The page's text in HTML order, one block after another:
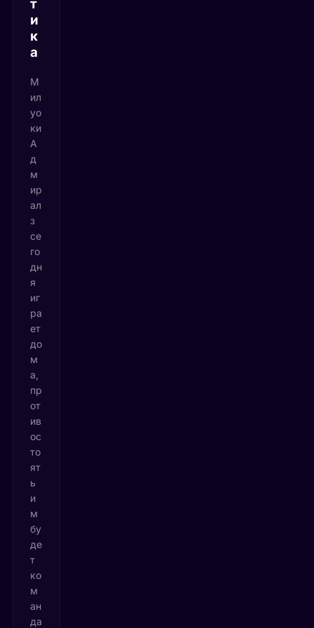
т
и
к
а
М
ил
уо
ки
А
д
м
ир
ал
з
се
го
дн
я
иг
ра
ет
до
м
а,
пр
от
ив
ос
то
ят
ь
и
м
бу
де
т
ко
м
ан
да